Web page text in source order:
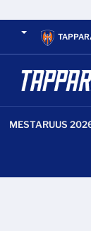
MESTARUUS